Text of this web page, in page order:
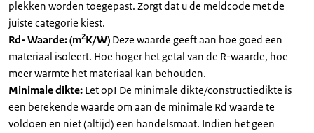
plekken worden toegepast. Zorgt dat u de meldcode met de
juiste categorie kiest.
Rd- Waarde: (m2K/W) Deze waarde geeft aan hoe goed een
materiaal isoleert. Hoe hoger het getal van de R-waarde, hoe
meer warmte het materiaal kan behouden.
Minimale dikte: Let op! De minimale dikte/constructiedikte is
een berekende waarde om aan de minimale Rd waarde te
voldoen en niet (altijd) een handelsmaat. Indien het geen